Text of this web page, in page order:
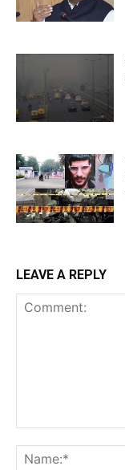
LEAVE A REPLY